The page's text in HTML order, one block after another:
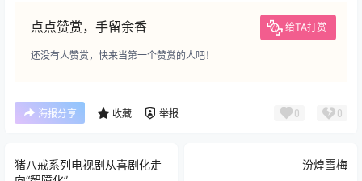
点点赞赏，手留余香 给TA打赏
还没有人赞赏，快来当第一个赞赏的人吧！
海报分享 收藏 举报 0 0
猪八戒系列电视剧从喜剧化走
汾煌雪梅